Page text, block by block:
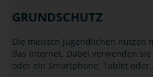
GRUNDSCHUTZ
Die meisten Jugendlichen nutzen
das Internet. Dabei verwenden
oder ein Smartphone, Tablet